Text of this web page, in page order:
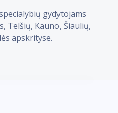
gydytojams
Telšių, Kauno, Šiaulių,
apskrityse.